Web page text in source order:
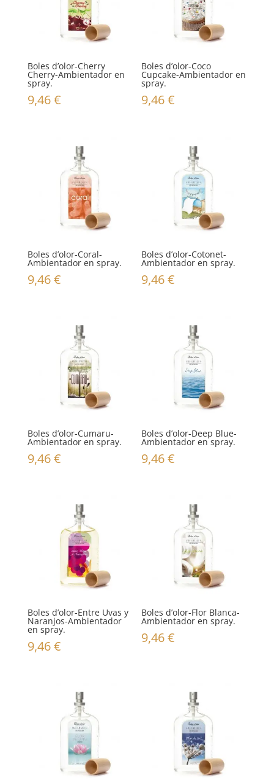
Boles d’olor-Cherry
Cherry-Ambientador en
spray.
9,46€
Boles d’olor-Coco
Cupcake-Ambientador en
spray.
9,46€
Boles d’olor-Coral-
Ambientador en spray.
9,46€
Boles d’olor-Cotonet-
Ambientador en spray.
9,46€
Boles d’olor-Cumaru-
Ambientador en spray.
9,46€
Boles d’olor-Deep Blue-
Ambientador en spray.
9,46€
Boles d’olor-Entre Uvas y
Naranjos-Ambientador
en spray.
9,46€
Boles d’olor-Flor Blanca-
Ambientador en spray.
9,46€